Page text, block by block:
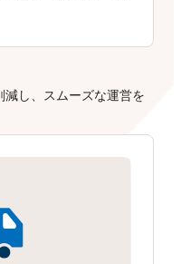
し、スムーズな運営を